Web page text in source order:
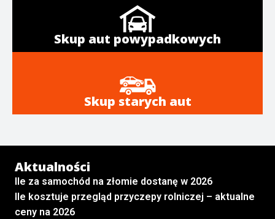
Skup aut powypadkowych
Skup starych aut
Aktualności
Ile za samochód na złomie dostanę w 2026
Ile kosztuje przegląd przyczepy rolniczej – aktualne
ceny na 2026